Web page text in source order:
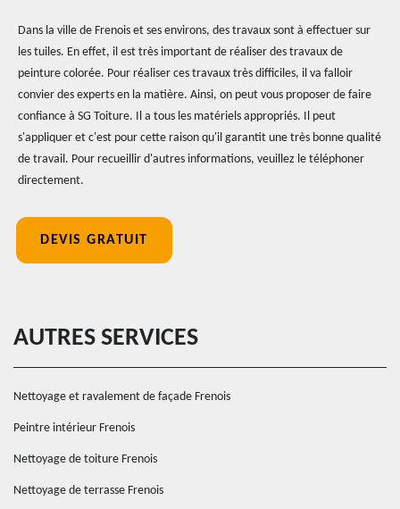
Dans la ville de Frenois et ses environs, des travaux sont à effectuer sur
les tuiles. En effet, il est très important de réaliser des travaux de
peinture colorée. Pour réaliser ces travaux très difficiles, il va falloir
convier des experts en la matière. Ainsi, on peut vous proposer de faire
confiance à SG Toiture. Il a tous les matériels appropriés. Il peut
s'appliquer et c'est pour cette raison qu'il garantit une très bonne qualité
de travail. Pour recueillir d'autres informations, veuillez le téléphoner
directement.
DEVIS GRATUIT
AUTRES SERVICES
Nettoyage et ravalement de façade Frenois
Peintre intérieur Frenois
Nettoyage de toiture Frenois
Nettoyage de terrasse Frenois